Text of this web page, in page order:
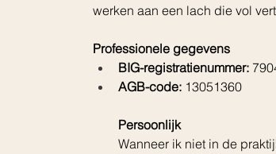
werken aan een lach die vol
Professionele gegevens
BIG-registratienummer:
AGB-code: 13051360
Persoonlijk
Wanneer ik niet in de